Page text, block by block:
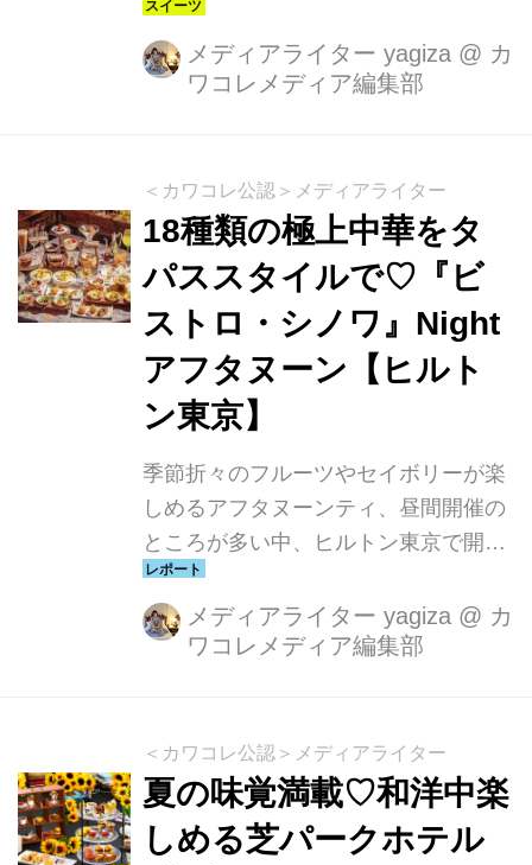
2024年7月1日から9月16日まで各種プ
ロモーション「ハワイアン・サマー・
リトリート」を開催しています。この
イダー、ウェスティンリゾート＆ス
パ、ワイキキビーチ」とのコラボレー
ションにより南国のリラックスしたひ
とときが楽しめます。
メディアライター yagiza @ カ
ワコレメディア編集部
＜カワコレ公認＞メディアライター
18種類の極上中華をタ
パススタイルで♡『ビ
ストロ・シノワ』Night
アフタヌーン【ヒルト
ン東京】
季節折々のフルーツやセイボリーが楽
しめるアフタヌーンティ、昼間開催の
ところが多い中、ヒルトン東京で開催
中の仕事帰りの”夜時間”に楽しめ
る"Nightアフタヌーンパーティ"なるプ
ランがはじまったと聞きつけ、早速、
北寄貝、ソフトシェルクラブなどをふ
んだんに用いた本格中国料理18種類を
スモールポーションのタパス・スタイ
ルでいただける新ディナープラン『ビ
メディアライター yagiza @ カ
ワコレメディア編集部
＜カワコレ公認＞メディアライター
夏の味覚満載♡和洋中楽
しめる芝パークホテル